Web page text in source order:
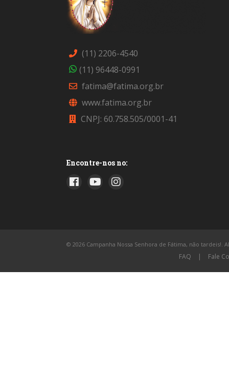
(11) 2206-4540
(11) 96448-0991
fatima@fatima.org.br
www.fatima.org.br
CNPJ: 60.758.505/0001-41
Encontre-nos no:
© 2026 Campanha Nossa Senhora de Fátima, não tardeis!.
FAQ | Fale